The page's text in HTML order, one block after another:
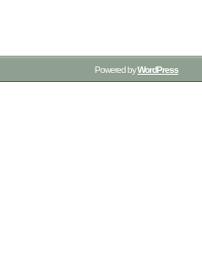
Powered byWordPress